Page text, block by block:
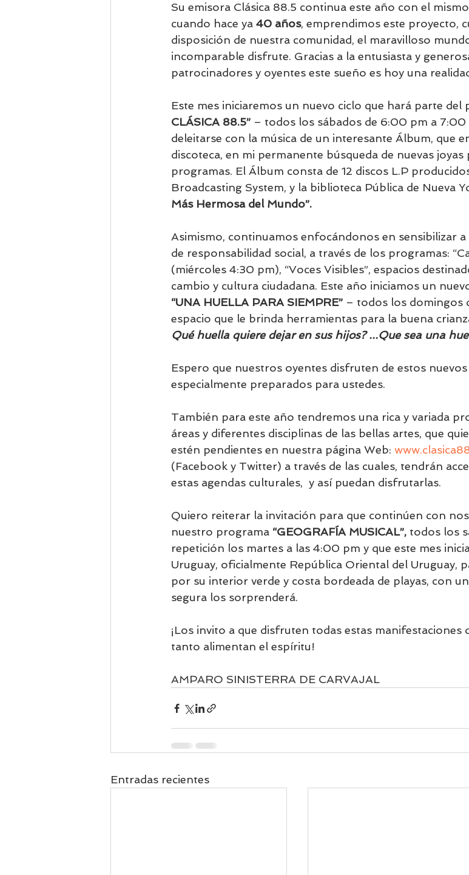
Su emisora Clásica 88.5 continua este año con el
cuando hace ya 40 años, emprendimos este proyecto,
disposición de nuestra comunidad, el maravilloso
incomparable disfrute. Gracias a la entusiasta y
patrocinadores y oyentes este sueño es hoy una
Este mes iniciaremos un nuevo ciclo que hará parte del
CLÁSICA 88.5” – todos los sábados de 6:00 pm a
deleitarse con la música de un interesante Álbum, que
discoteca, en mi permanente búsqueda de nuevas
programas. El Álbum consta de 12 discos L.P
Broadcasting System, y la biblioteca Pública de Nueva
Más Hermosa del Mundo”.
Asimismo, continuamos enfocándonos en sensibilizar
de responsabilidad social, a través de los programas:
(miércoles 4:30 pm), “Voces Visibles”, espacios
cambio y cultura ciudadana. Este año iniciamos un
“UNA HUELLA PARA SIEMPRE” – todos los domingos
espacio que le brinda herramientas para la buena
Qué huella quiere dejar en sus hijos? ...Que sea una
Espero que nuestros oyentes disfruten de estos
especialmente preparados para ustedes.
También para este año tendremos una rica y variada
áreas y diferentes disciplinas de las bellas artes, que
estén pendientes en nuestra página Web:
(Facebook y Twitter) a través de las cuales, tendrán
estas agendas culturales,  y así puedan disfrutarlas.
Quiero reiterar la invitación para que continúen con
nuestro programa “GEOGRAFÍA MUSICAL”, todos los
repetición los martes a las 4:00 pm y que este mes
Uruguay, oficialmente República Oriental del Uruguay,
por su interior verde y costa bordeada de playas, con
segura los sorprenderá.
¡Los invito a que disfruten todas estas manifestaciones
tanto alimentan el espíritu!
AMPARO SINISTERRA DE CARVAJAL
Entradas recientes